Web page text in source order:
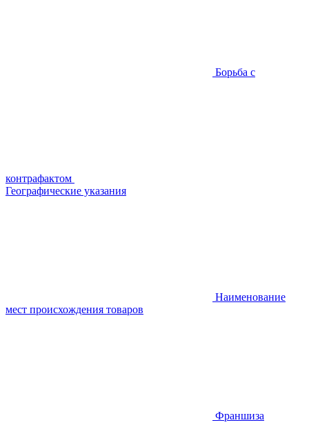
Борьба с
контрафактом
Географические указания
Наименование
мест происхождения товаров
Франшиза